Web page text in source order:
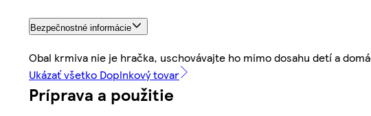
Bezpečnostné informácie
Obal krmiva nie je hračka, uschovávajte ho mimo dosahu detí a
Ukázať všetko Doplnkový tovar
Príprava a použitie